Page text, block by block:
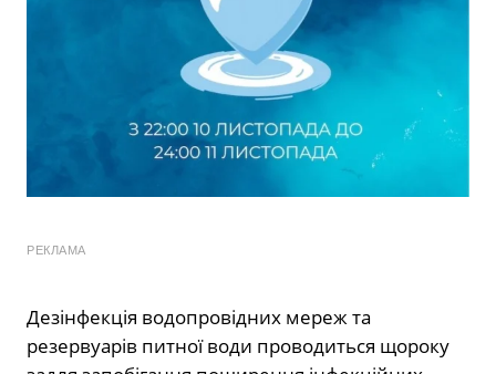
РЕКЛАМА
Дезінфекція водопровідних мереж та
резервуарів питної води проводиться щороку